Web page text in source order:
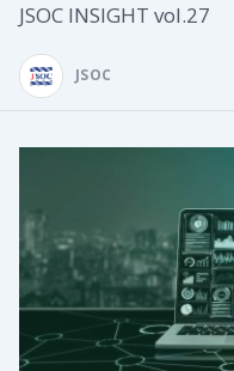
JSOC INSIGHT vol.27
JSOC